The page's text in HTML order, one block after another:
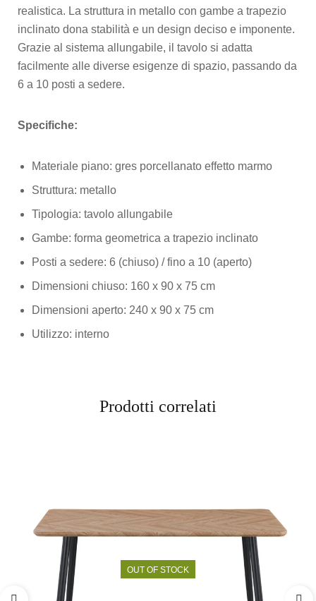
realistica. La struttura in metallo con gambe a trapezio
inclinato dona stabilità e un design deciso e imponente.
Grazie al sistema allungabile, il tavolo si adatta
facilmente alle diverse esigenze di spazio, passando da
6 a 10 posti a sedere.
Specifiche:
Materiale piano: gres porcellanato effetto marmo
Struttura: metallo
Tipologia: tavolo allungabile
Gambe: forma geometrica a trapezio inclinato
Posti a sedere: 6 (chiuso) / fino a 10 (aperto)
Dimensioni chiuso: 160 x 90 x 75 cm
Dimensioni aperto: 240 x 90 x 75 cm
Utilizzo: interno
Prodotti correlati
OUT OF STOCK